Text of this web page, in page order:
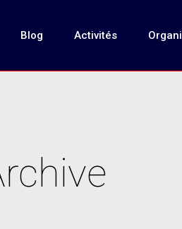
Blog Activités